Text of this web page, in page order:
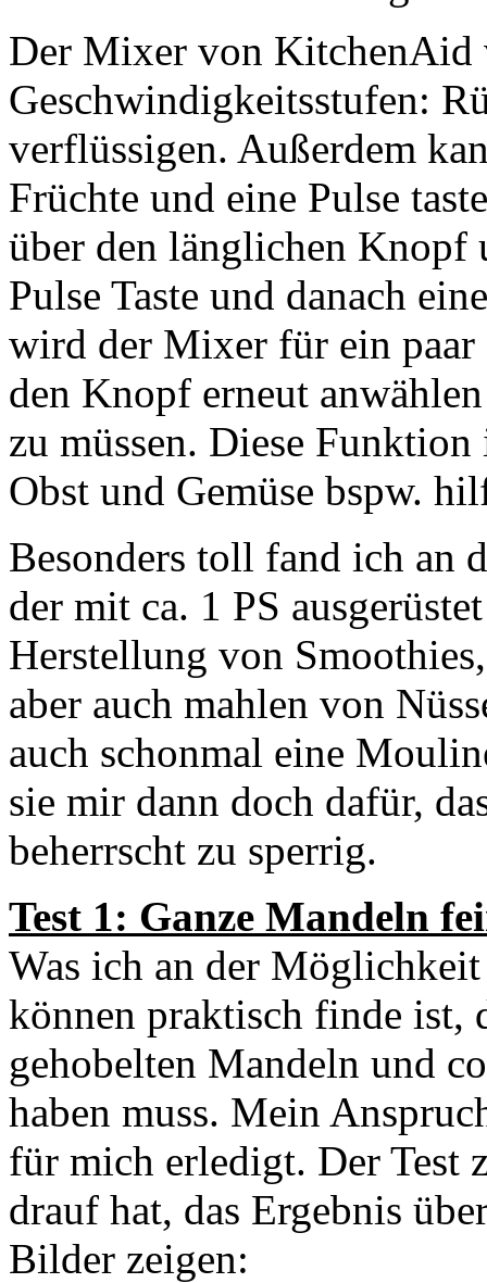
Der Mixer von KitchenAid
Geschwindigkeitsstufen:
verflüssigen. Außerdem
Früchte und eine Pulse
über den länglichen Knopf
Pulse Taste und danach
wird der Mixer für ein paar
den Knopf erneut
zu müssen. Diese
Obst und Gemüse bspw.
Besonders toll fand ich an
der mit ca. 1 PS
Herstellung von
aber auch mahlen von
auch schonmal eine
sie mir dann doch dafür,
beherrscht zu sperrig.
Test 1: Ganze Mandeln
Was ich an der
können praktisch finde ist,
gehobelten Mandeln und
haben muss. Mein
für mich erledigt. Der Test
drauf hat, das Ergebnis
Bilder zeigen: